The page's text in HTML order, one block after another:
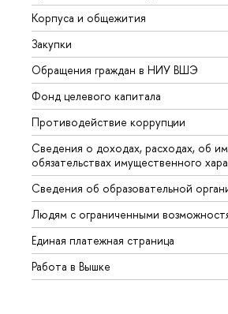
Корпуса и общежития
Закупки
Обращения граждан в НИУ ВШЭ
Фонд целевого капитала
Противодействие коррупции
Сведения о доходах, расходах, об
обязательствах имущественного
Сведения об образовательной
Людям с ограниченными
Единая платежная страница
Работа в Вышке